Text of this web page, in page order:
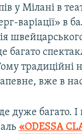
у Мілані в
варіації» в
багато
традиційні
вже в
дуже багато.
«ODESSA